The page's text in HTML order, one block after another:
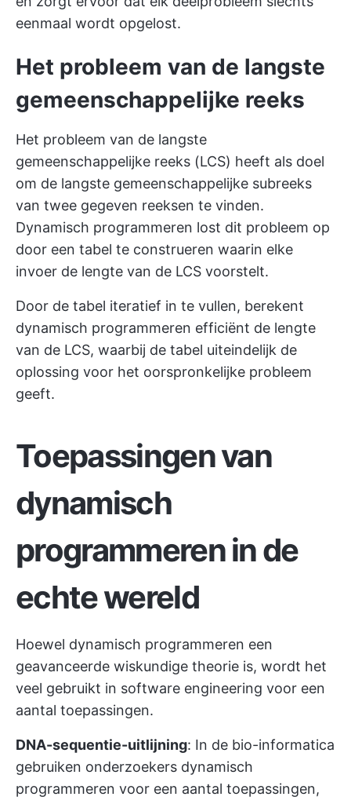
eenmaal wordt opgelost.
Het probleem van de langste
gemeenschappelijke reeks
Het probleem van de langste
gemeenschappelijke reeks (LCS) heeft als doel
om de langste gemeenschappelijke subreeks
van twee gegeven reeksen te vinden.
Dynamisch programmeren lost dit probleem op
door een tabel te construeren waarin elke
invoer de lengte van de LCS voorstelt.
Door de tabel iteratief in te vullen, berekent
dynamisch programmeren efficiënt de lengte
van de LCS, waarbij de tabel uiteindelijk de
oplossing voor het oorspronkelijke probleem
geeft.
Toepassingen van
dynamisch
programmeren in de
echte wereld
Hoewel dynamisch programmeren een
geavanceerde wiskundige theorie is, wordt het
veel gebruikt in software engineering voor een
aantal toepassingen.
DNA-sequentie-uitlijning: In de bio-informatica
gebruiken onderzoekers dynamisch
programmeren voor een aantal toepassingen,